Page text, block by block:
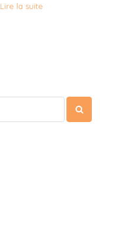
Lire la suite